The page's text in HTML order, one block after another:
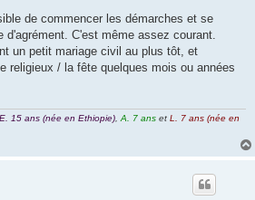
de commencer les démarches et se
d'agrément. C'est même assez courant.
un petit mariage civil au plus tôt, et
religieux / la fête quelques mois ou années
E. 15 ans (née en Ethiopie) A. 7 ans et L. 7 ans (née en